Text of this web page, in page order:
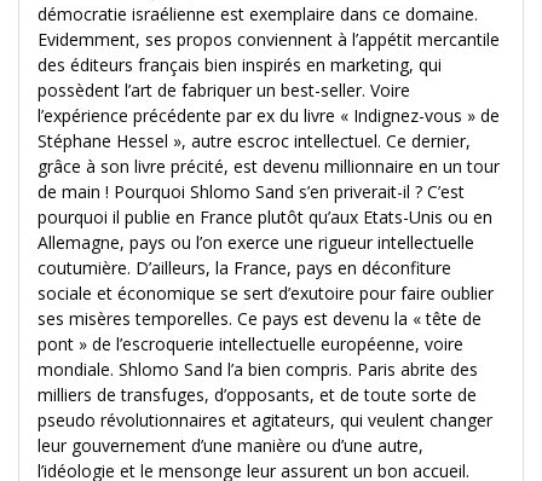
démocratie israélienne est exemplaire dans ce domaine.
Evidemment, ses propos conviennent à l’appétit mercantile
des éditeurs français bien inspirés en marketing, qui
possèdent l’art de fabriquer un best-seller. Voire
l’expérience précédente par ex du livre « Indignez-vous » de
Stéphane Hessel », autre escroc intellectuel. Ce dernier,
grâce à son livre précité, est devenu millionnaire en un tour
de main ! Pourquoi Shlomo Sand s’en priverait-il ? C’est
pourquoi il publie en France plutôt qu’aux Etats-Unis ou en
Allemagne, pays ou l’on exerce une rigueur intellectuelle
coutumière. D’ailleurs, la France, pays en déconfiture
sociale et économique se sert d’exutoire pour faire oublier
ses misères temporelles. Ce pays est devenu la « tête de
pont » de l’escroquerie intellectuelle européenne, voire
mondiale. Shlomo Sand l’a bien compris. Paris abrite des
milliers de transfuges, d’opposants, et de toute sorte de
pseudo révolutionnaires et agitateurs, qui veulent changer
leur gouvernement d’une manière ou d’une autre,
l’idéologie et le mensonge leur assurent un bon accueil.